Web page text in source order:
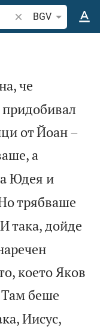
Търсете стих или
BGV
че
придобивал
от Йоан –
а
Юдея и
трябваше
И така, дойде
което Яков
Там беше
Иисус,